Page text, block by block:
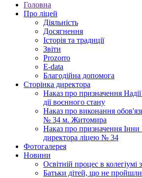
Головна
Про ліцей
Діяльність
Досягнення
Історія та традиції
Звіти
Prozorro
E-data
Благодійна допомога
Сторінка директора
Наказ про призначення
дії воєнного стану
Наказ про виконання
№ 34 м. Житомира
Наказ про призначення
директора ліцею № 34
Фотогалерея
Новини
Освітній процес в колегіумі
Батьки дітей, що не